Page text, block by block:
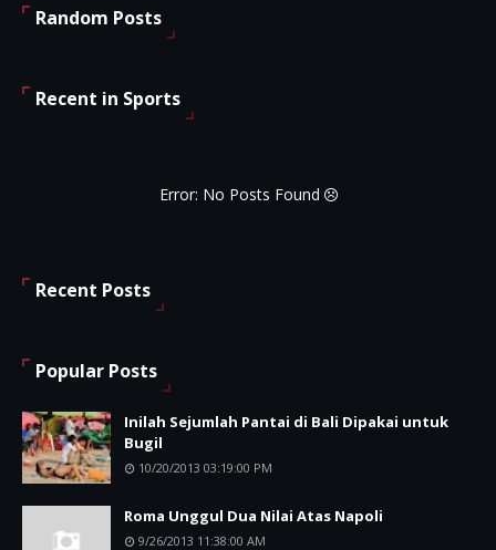
Random Posts
Recent in Sports
Error: No Posts Found
Recent Posts
Popular Posts
Inilah Sejumlah Pantai di Bali Dipakai untuk
Bugil
10/20/2013 03:19:00 PM
Roma Unggul Dua Nilai Atas Napoli
9/26/2013 11:38:00 AM